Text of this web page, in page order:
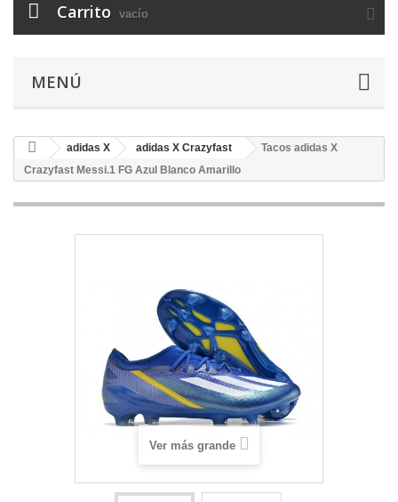
Carrito vacío
MENÚ
adidas X adidas X Crazyfast
Tacos adidas X
Crazyfast Messi.1 FG Azul Blanco Amarillo
Ver más grande